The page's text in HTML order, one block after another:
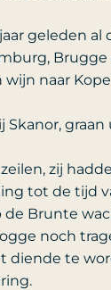
geleden
naar
Skanor,
zij
tot de tijd
de Brunte
noch
diende te